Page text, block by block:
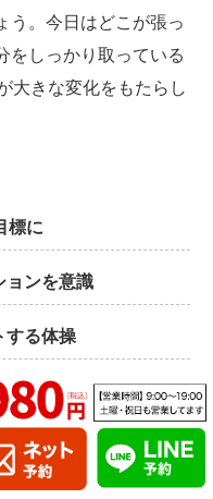
う。今日はどこが張っ
をしっかり取っている
大きな変化をもたらし
標に
ョンを意識
する体操
して控える
ロの手」と「ご自宅で
。些細な違和感でも早